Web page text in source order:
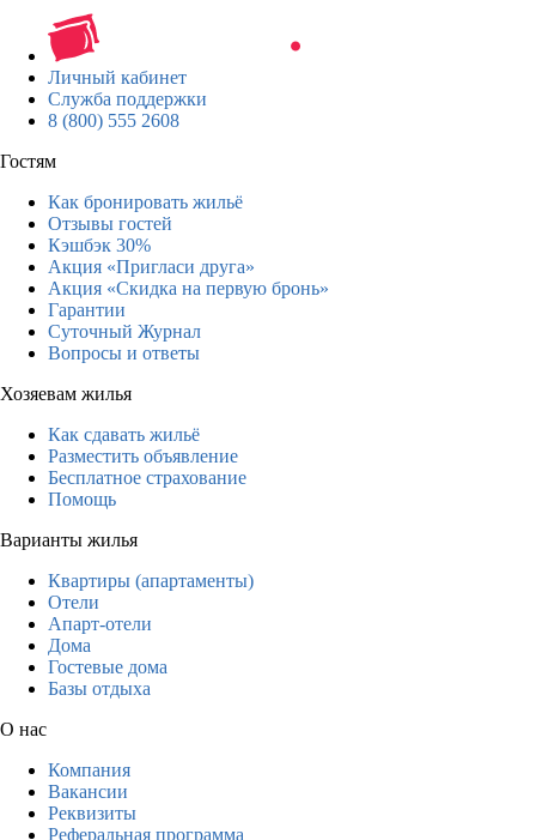
Личный кабинет
Служба поддержки
8 (800) 555 2608
Гостям
Как бронировать жильё
Отзывы гостей
Кэшбэк 30%
Акция «Пригласи друга»
Акция «Скидка на первую бронь»
Гарантии
Суточный Журнал
Вопросы и ответы
Хозяевам жилья
Как сдавать жильё
Разместить объявление
Бесплатное страхование
Помощь
Варианты жилья
Квартиры (апартаменты)
Отели
Апарт-отели
Дома
Гостевые дома
Базы отдыха
О нас
Компания
Вакансии
Реквизиты
Реферальная программа